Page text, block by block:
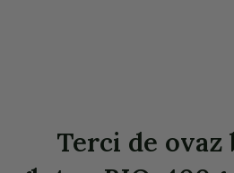
Terci de ovaz